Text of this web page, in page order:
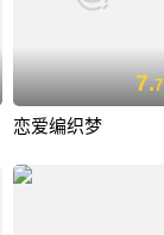
7.7
恋爱编织梦